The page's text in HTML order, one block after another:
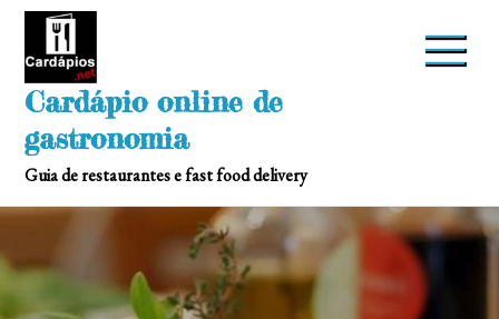
Skip
Cardápio online de
gastronomia
Guia de restaurantes e fast food delivery